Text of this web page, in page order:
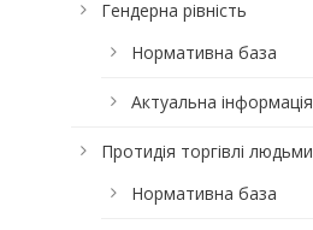
Гендерна рівність
Нормативна база
Актуальна інформація
Протидія торгівлі людьми
Нормативна база